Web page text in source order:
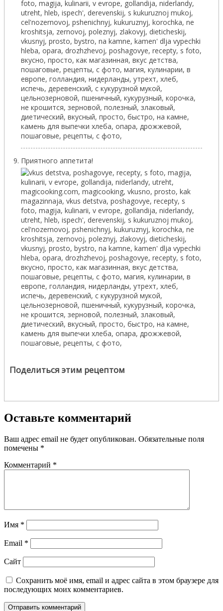
Приятного аппетита!
Поделиться этим рецептом
Оставьте комментарий
Ваш адрес email не будет опубликован. Обязательные поля
помечены *
Комментарий *
Имя *
Email *
Сайт
Сохранить моё имя, email и адрес сайта в этом браузере для
последующих моих комментариев.